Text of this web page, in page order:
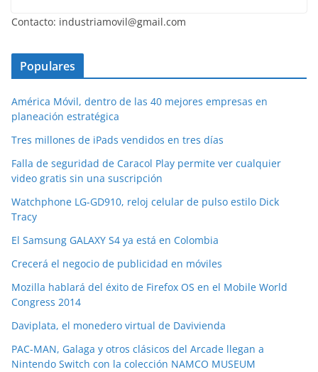
Contacto: industriamovil@gmail.com
Populares
América Móvil, dentro de las 40 mejores empresas en
planeación estratégica
Tres millones de iPads vendidos en tres días
Falla de seguridad de Caracol Play permite ver cualquier
video gratis sin una suscripción
Watchphone LG-GD910, reloj celular de pulso estilo Dick
Tracy
El Samsung GALAXY S4 ya está en Colombia
Crecerá el negocio de publicidad en móviles
Mozilla hablará del éxito de Firefox OS en el Mobile World
Congress 2014
Daviplata, el monedero virtual de Davivienda
PAC-MAN, Galaga y otros clásicos del Arcade llegan a
Nintendo Switch con la colección NAMCO MUSEUM